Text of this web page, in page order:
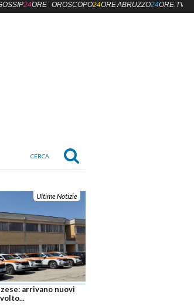
Ultime Notizie
fronti attivi e
fiamme
24ORE OROSCOPO24OREABRUZZO24ORE.TV